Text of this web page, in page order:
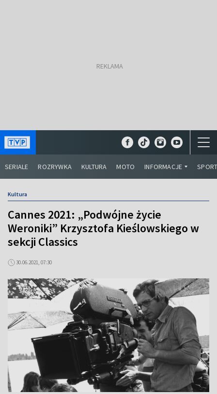
SERIALE ROZRYWKA KULTURA MOTO INFORMACJE
Kultura
Cannes 2021: „Podwójne życie
Weroniki” Krzysztofa Kieślowskiego w
sekcji Classics
30.06.2021, 07:30